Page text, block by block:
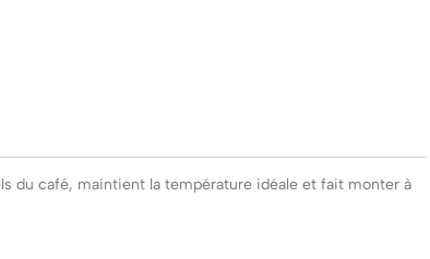
du café, maintient la température idéale et fait monter à